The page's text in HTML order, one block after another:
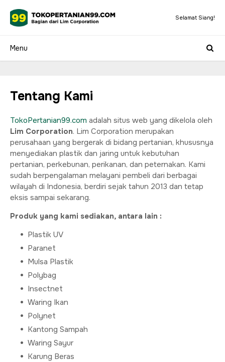
Selamat Siang!
Tentang Kami
TokoPertanian99.com adalah situs web yang dikelola oleh
Lim Corporation. Lim Corporation merupakan
perusahaan yang bergerak di bidang pertanian, khususnya
menyediakan plastik dan jaring untuk kebutuhan
pertanian, perkebunan, perikanan, dan peternakan. Kami
sudah berpengalaman melayani pembeli dari berbagai
wilayah di Indonesia, berdiri sejak tahun 2013 dan tetap
eksis sampai sekarang.
Produk yang kami sediakan, antara lain :
Plastik UV
Paranet
Mulsa Plastik
Polybag
Insectnet
Waring Ikan
Polynet
Kantong Sampah
Waring Sayur
Karung Beras